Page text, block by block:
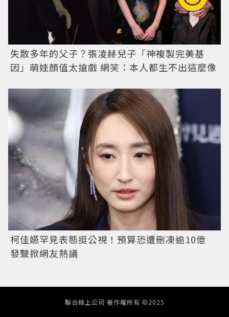
失散多年的父子？張凌赫兒子「神複製完美基
因」萌娃顏值太搶戲 網笑：本人都生不出這麼像
柯佳嬿罕見表態挺公視！預算恐遭刪凍逾10億
發聲掀網友熱議
聯合線上公司 著作權所有 ©2025